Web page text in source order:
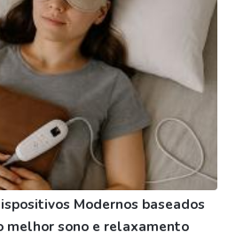
Modernos baseados
melhor sono e relaxamento